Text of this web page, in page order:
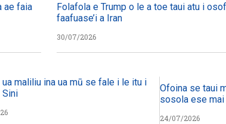
ae faia
Folafola e Trump o le a toe taui atu i
faafuase’i a Iran
30/07/2026
ua maliliu ina ua mū se fale i le itu i
Sini
Ofoina se taui
sosola ese
24/07/2026